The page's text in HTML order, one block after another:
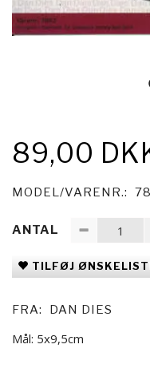
89,00
MODEL/VARENR.:
ANTAL
TILFØJ
FRA: DAN DIES
Mål: 5x9,5cm